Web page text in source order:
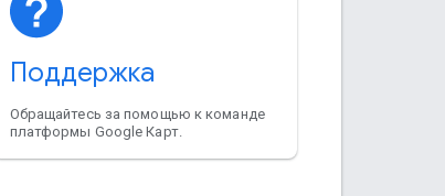
Поддержка
Обращайтесь за помощью к команде
платформы Google Карт.